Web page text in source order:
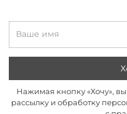
Нажимая кнопку «Хочу»,
рассылку и обработку